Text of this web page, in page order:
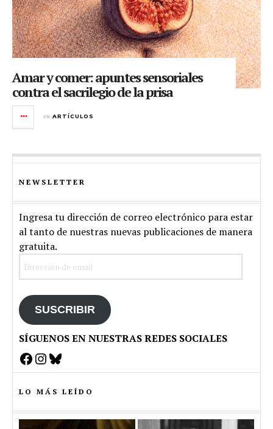
Amar y comer: apuntes sensoriales
contra el sacrilegio de la prisa
en ARTÍCULOS
NEWSLETTER
Ingresa tu dirección de correo electrónico para estar
al tanto de nuestras nuevas publicaciones de manera
gratuita.
SUSCRIBIR
SÍGUENOS EN NUESTRAS REDES SOCIALES
Facebook
Instagram
Bluesky
LO MÁS LEÍDO